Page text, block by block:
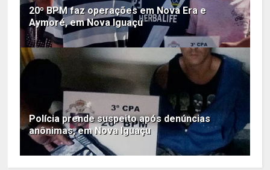
20º BPM faz operações em Nova Era e
Aymoré, em Nova Iguaçu
Polícia prende suspeito após denúncias
anônimas, em Nova Iguaçu